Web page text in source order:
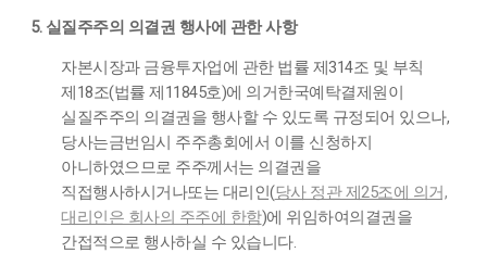
5. 실질주주의 의결권 행사에 관한 사항
자본시장과 금융투자업에 관한 법률 제314조 및 부칙
제18조(법률 제11845호)에 의거한국예탁결제원이
실질주주의 의결권을 행사할 수 있도록 규정되어 있으나,
당사는금번임시 주주총회에서 이를 신청하지
아니하였으므로 주주께서는 의결권을
직접행사하시거나또는 대리인(당사 정관 제25조에 의거,
대리인은 회사의 주주에 한함)에 위임하여의결권을
간접적으로 행사하실 수 있습니다.